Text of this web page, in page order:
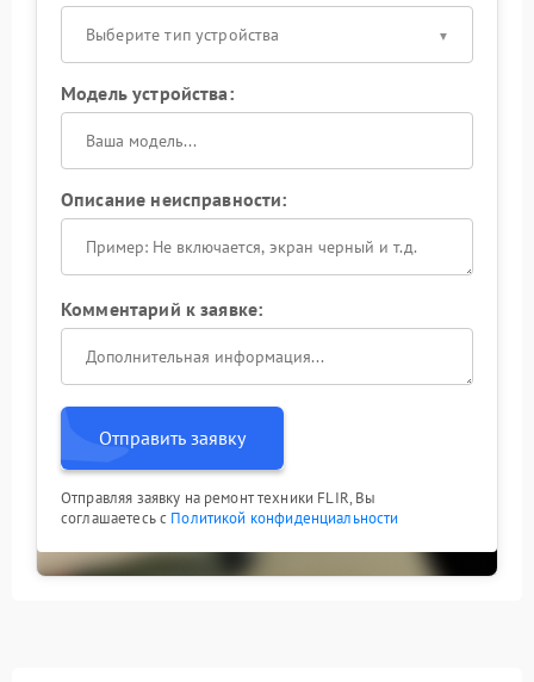
Выберите тип устройства
Модель устройства:
Описание неисправности:
Комментарий к заявке:
Отправить заявку
Отправляя заявку на ремонт техники FLIR, Вы
соглашаетесь с Политикой конфиденциальности